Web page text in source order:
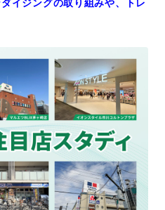
イジングの取り組みや、トレ